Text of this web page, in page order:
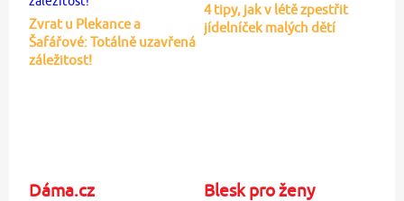
Zvrat u Plekance a
Šafářové: Totálně uzavřená
záležitost!
4 tipy, jak v létě zpestřit
jídelníček malých dětí
Dáma.cz Blesk pro ženy